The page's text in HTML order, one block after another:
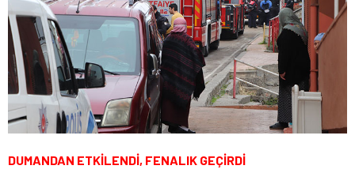
DUMANDAN ETKİLENDİ, FENALIK GEÇİRDİ